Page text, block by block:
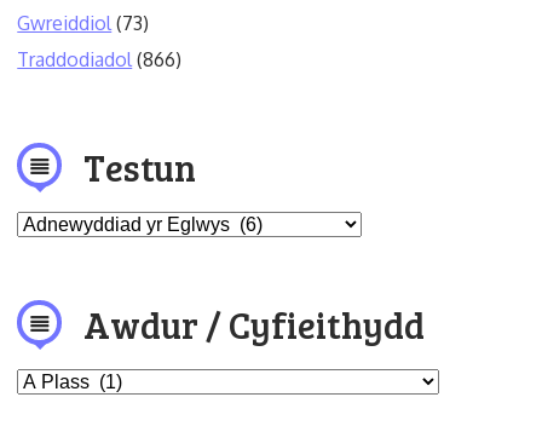
Gwreiddiol (73)
Traddodiadol (866)
Testun
Awdur / Cyfieithydd